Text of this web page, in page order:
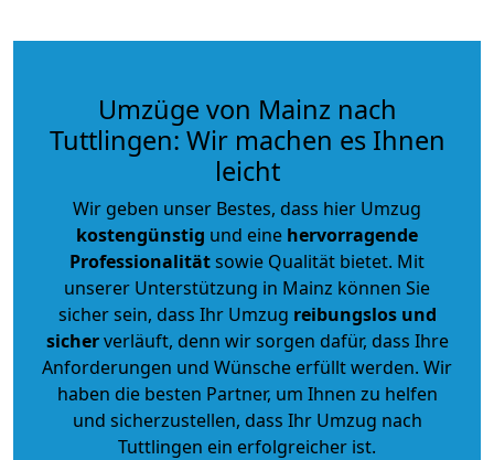
Umzüge von Mainz nach
Tuttlingen: Wir machen es Ihnen
leicht
Wir geben unser Bestes, dass hier Umzug
kostengünstig und eine hervorragende
Professionalitätsowie Qualität bietet. Mit
unserer Unterstützung in Mainz können Sie
sicher sein, dass Ihr Umzug reibungslos und
sicherverläuft, denn wir sorgen dafür, dass Ihre
Anforderungen und Wünsche erfüllt werden. Wir
haben die besten Partner, um Ihnen zu helfen
und sicherzustellen, dass Ihr Umzug nach
Tuttlingen ein erfolgreicher ist.